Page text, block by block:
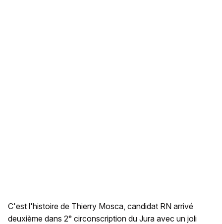
C'est l'histoire de Thierry Mosca, candidat RN arrivé
deuxième dans 2ᵉ circonscription du Jura avec un joli